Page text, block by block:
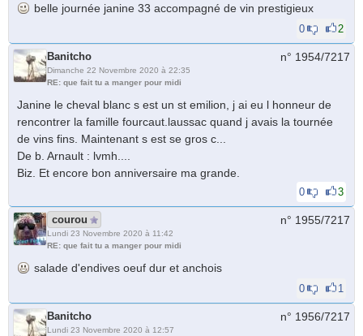
belle journée janine 33 accompagné de vin prestigieux
0 2
Banitcho
Dimanche 22 Novembre 2020 à 22:35
RE: que fait tu a manger pour midi
n° 1954/7217
Janine le cheval blanc s est un st emilion, j ai eu l honneur de
rencontrer la famille fourcaut.laussac quand j avais la tournée
de vins fins. Maintenant s est se gros c...
De b. Arnault : lvmh....
Biz. Et encore bon anniversaire ma grande.
0 3
courou
Lundi 23 Novembre 2020 à 11:42
RE: que fait tu a manger pour midi
n° 1955/7217
salade d'endives oeuf dur et anchois
0 1
Banitcho
Lundi 23 Novembre 2020 à 12:57
n° 1956/7217